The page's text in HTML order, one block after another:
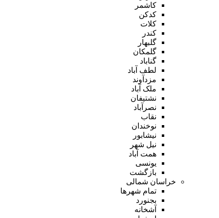
کاشمر
کدکن
کلات
کندر
گلبهار
گلمکان
گناباد
لطف آباد
مزدآوند
ملک آباد
نشتیفان
نصرآباد
نقاب
نوخندان
نیشابور
نیل شهر
همت آباد
یونسی
بازگشت
خراسان شمالی
تمام شهر‌ها
بجنورد
آشخانه